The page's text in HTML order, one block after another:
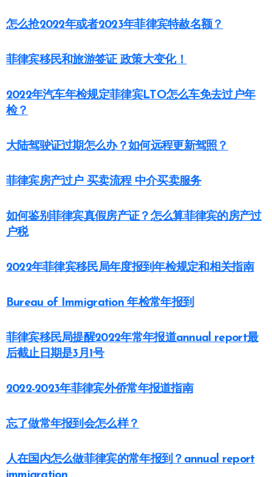
怎么抢2022年或者2023年菲律宾特赦名额？
菲律宾移民和旅游签证 政策大变化！
2022年汽车年检规定菲律宾LTO怎么车免去过户年
检？
大陆驾驶证过期怎么办？如何远程更新驾照？
菲律宾房产过户 买卖流程 中介买卖服务
如何鉴别菲律宾真假房产证？怎么算菲律宾的房产过
户税
2022年菲律宾移民局年度报到年检规定和相关指南
Bureau of Immigration 年检常年报到
菲律宾移民局提醒2022年常年报道annual report最
后截止日期是3月1号
2022-2023年菲律宾外侨常年报道指南
忘了做常年报到会怎么样？
人在国内怎么做菲律宾的常年报到？annual report